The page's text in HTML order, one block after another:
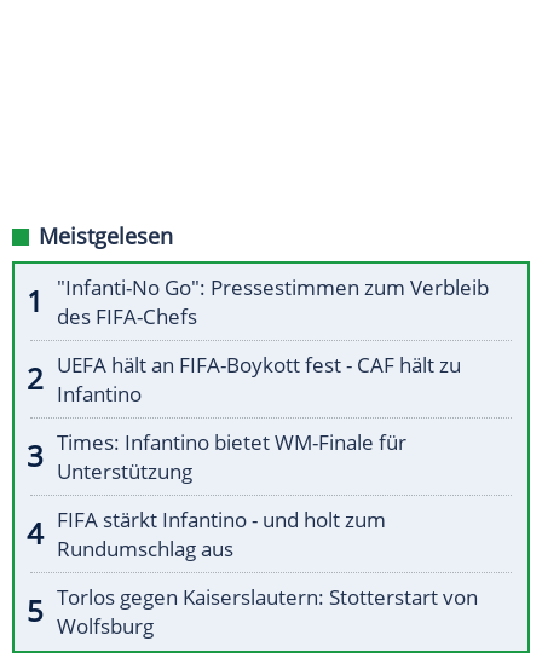
Meistgelesen
"Infanti-No Go": Pressestimmen zum Verbleib
des FIFA-Chefs
UEFA hält an FIFA-Boykott fest - CAF hält zu
Infantino
Times: Infantino bietet WM-Finale für
Unterstützung
FIFA stärkt Infantino - und holt zum
Rundumschlag aus
Torlos gegen Kaiserslautern: Stotterstart von
Wolfsburg